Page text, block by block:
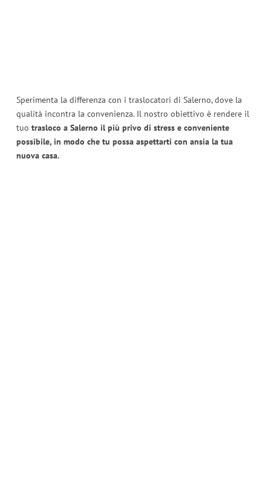
Sperimenta la differenza con i traslocatori di Salerno, dove la
qualità incontra la convenienza. Il nostro obiettivo è rendere il
tuo trasloco a Salerno il più privo di stress e conveniente
possibile, in modo che tu possa aspettarti con ansia la tua
nuova casa.